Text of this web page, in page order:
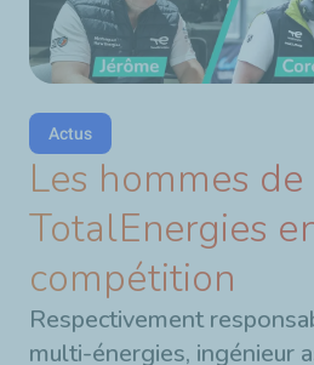
Actus
Les hommes de
TotalEnergies
compétition
Respectivement
multi-énergies, ingénieur